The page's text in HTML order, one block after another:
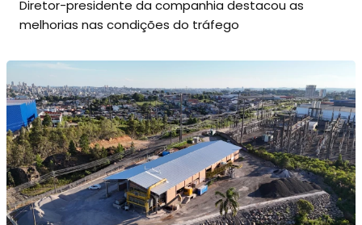
Diretor-presidente da companhia destacou as
melhorias nas condições do tráfego